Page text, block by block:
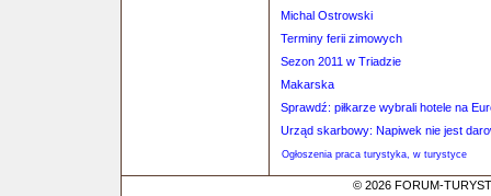
Michal Ostrowski
Terminy ferii zimowych
Sezon 2011 w Triadzie
Makarska
Sprawdź: piłkarze wybrali hotele na
Urząd skarbowy: Napiwek nie jest
Ogłoszenia praca turystyka, w turystyce
© 2026 FORUM-